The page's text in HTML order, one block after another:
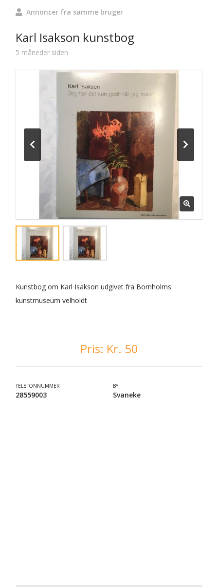
Annoncer fra samme bruger
Karl Isakson kunstbog
5 måneder siden
Kunstbog om Karl Isakson udgivet fra Bornholms
kunstmuseum velholdt
Pris: Kr. 50
TELEFONNUMMER
28559003
BY
Svaneke